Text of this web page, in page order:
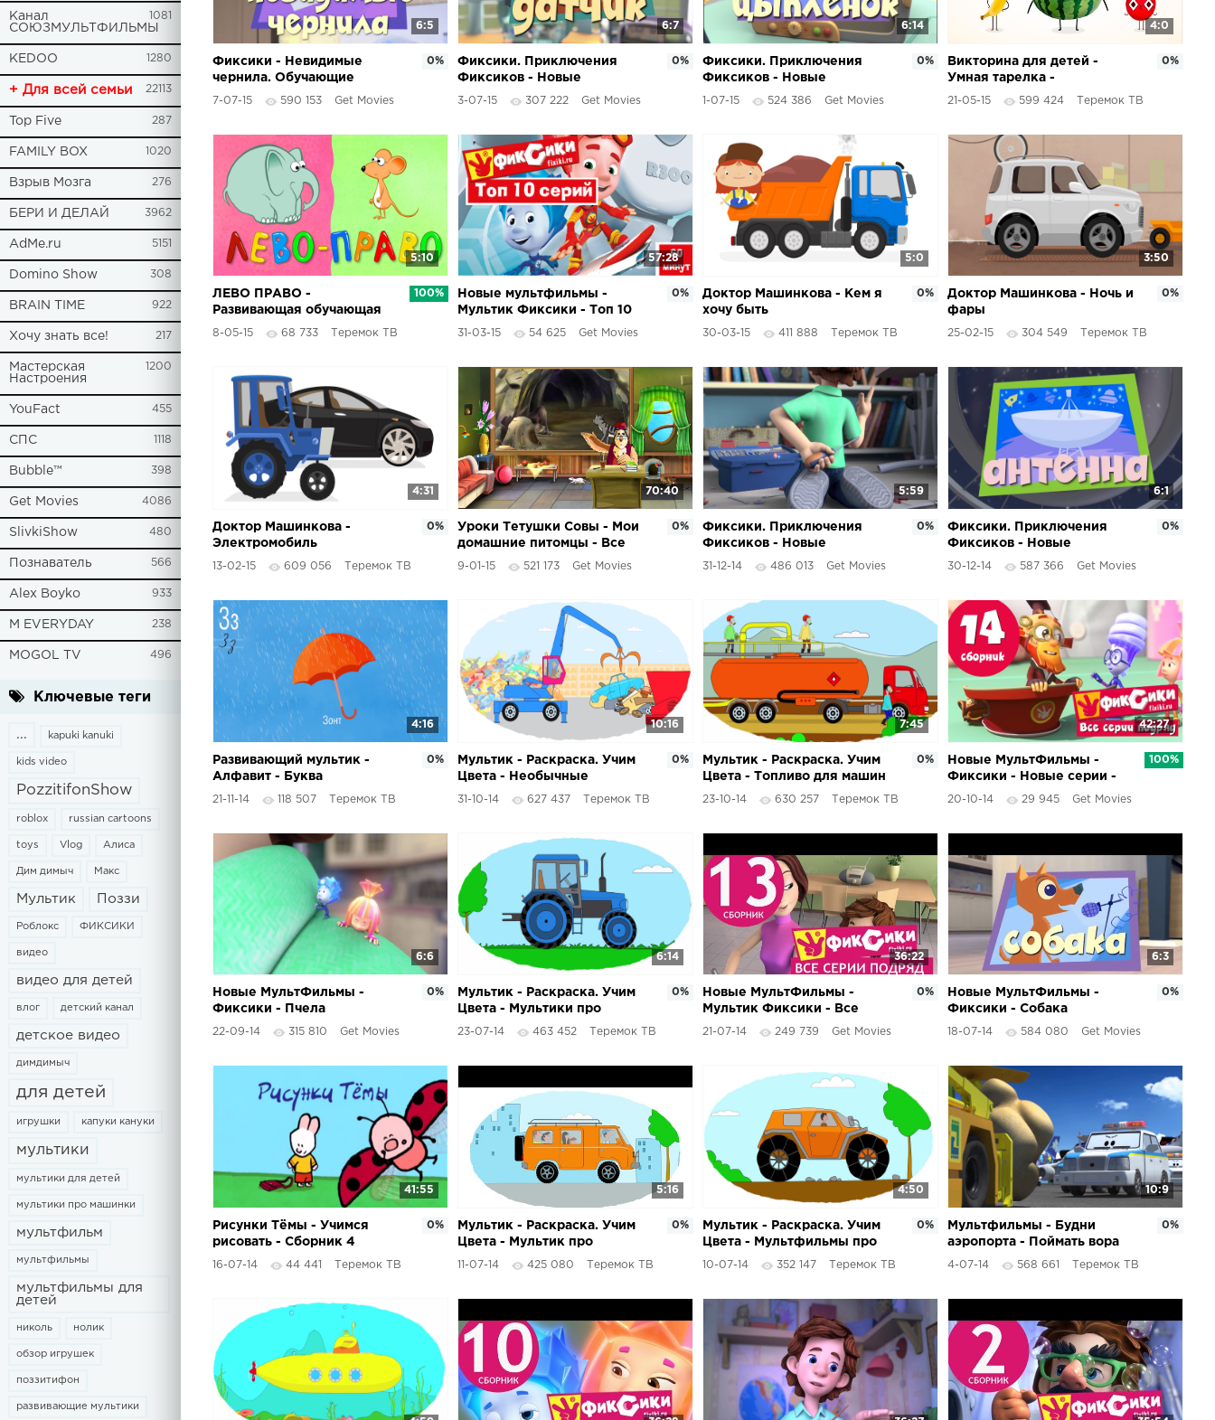
Канал
СОЮЗМУЛЬТФИЛЬМЫ
1081
KEDOO 1280
+ Для всей семьи 22113
Top Five 287
FAMILY BOX 1020
Взрыв Мозга 276
БЕРИ И ДЕЛАЙ 3962
AdMe.ru 5151
Domino Show 308
BRAIN TIME 922
Хочу знать все! 217
Мастерская
Настроения
1200
YouFact 455
СПС 1118
Bubble™ 398
Get Movies 4086
SlivkiShow 480
Познаватель 566
Alex Boyko 933
M EVERYDAY 238
MOGOL TV 496
Ключевые теги
... kapuki kanuki
kids video
PozzitifonShow
roblox russian cartoons
toys Vlog Алиса
Дим димыч Макс
Мультик Поззи
Роблокс ФИКСИКИ
видео
видео для детей
влог детский канал
детское видео
димдимыч
для детей
игрушки капуки кануки
мультики
мультики для детей
мультики про машинки
мультфильм
мультфильмы
мультфильмы для
детей
николь нолик
обзор игрушек
поззитифон
развивающие мультики
6:5
Фиксики - Невидимые
чернила. Обучающие
мультики для детей
7-07-15 590 153 Get Movies
0%
6:7
Фиксики. Приключения
Фиксиков - Новые
МультФильмы - Датчик
3-07-15 307 222 Get Movies
0%
6:14
Фиксики. Приключения
Фиксиков - Новые
МультФильмы - Цыплёнок
1-07-15 524 386 Get Movies
0%
4:0
Викторина для детей -
Умная тарелка -
Развивающие мультфильмы
21-05-15 599 424 Теремок ТВ
0%
5:10
ЛЕВО ПРАВО -
Развивающая обучающая
детская песенка для
8-05-15 68 733 Теремок ТВ
100%
57:28
Новые мультфильмы -
Мультик Фиксики - Топ 10
лучших серий
31-03-15 54 625 Get Movies
0%
5:0
Доктор Машинкова - Кем я
хочу быть
30-03-15 411 888 Теремок ТВ
0%
3:50
Доктор Машинкова - Ночь и
фары
25-02-15 304 549 Теремок ТВ
0%
4:31
Доктор Машинкова -
Электромобиль
13-02-15 609 056 Теремок ТВ
0%
70:40
Уроки Тетушки Совы - Мои
домашние питомцы - Все
серии подряд
9-01-15 521 173 Get Movies
0%
5:59
Фиксики. Приключения
Фиксиков - Новые
мультфильмы -
31-12-14 486 013 Get Movies
0%
6:1
Фиксики. Приключения
Фиксиков - Новые
мультфильмы - Антенна
30-12-14 587 366 Get Movies
0%
4:16
Развивающий мультик -
Алфавит - Буква
&quot;З&quot;
21-11-14 118 507 Теремок ТВ
0%
10:16
Мультик - Раскраска. Учим
Цвета - Необычные
Тракторы часть 2
31-10-14 627 437 Теремок ТВ
0%
7:45
Мультик - Раскраска. Учим
Цвета - Топливо для машин
- Часть 2
23-10-14 630 257 Теремок ТВ
0%
42:27
Новые МультФильмы -
Фиксики - Новые серии -
Сборник 14 (81-87 серии)
20-10-14 29 945 Get Movies
100%
6:6
Новые МультФильмы -
Фиксики - Пчела
22-09-14 315 810 Get Movies
0%
6:14
Мультик - Раскраска. Учим
Цвета - Мультики про
машинки - Тракторы - Часть
23-07-14 463 452 Теремок ТВ
0%
36:22
Новые МультФильмы -
Мультик Фиксики - Все
серии подряд - Сборник 13
21-07-14 249 739 Get Movies
0%
6:3
Новые МультФильмы -
Фиксики - Собака
18-07-14 584 080 Get Movies
0%
41:55
Рисунки Тёмы - Учимся
рисовать - Сборник 4
16-07-14 44 441 Теремок ТВ
0%
5:16
Мультик - Раскраска. Учим
Цвета - Мультик про
машинки - Вездеходы -
11-07-14 425 080 Теремок ТВ
0%
4:50
Мультик - Раскраска. Учим
Цвета - Мультфильмы про
машины - Вездеходы -
10-07-14 352 147 Теремок ТВ
0%
10:9
Мультфильмы - Будни
аэропорта - Поймать вора
(31 серия)
4-07-14 568 661 Теремок ТВ
0%